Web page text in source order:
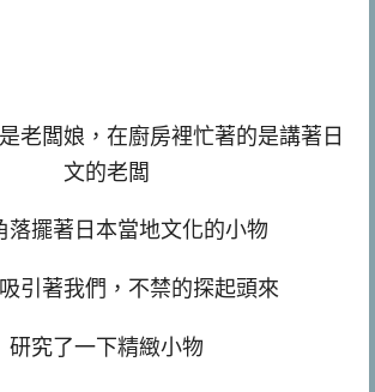
老闆娘，在廚房裡忙著的是講著日
文的老闆
落擺著日本當地文化的小物
引著我們，不禁的探起頭來
研究了一下精緻小物